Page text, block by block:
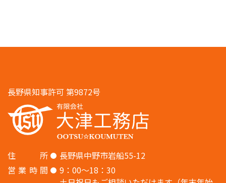
長野県知事許可 第9872号
住 所
長野県中野市岩船55-12
営 業 時 間
9：00〜18：30